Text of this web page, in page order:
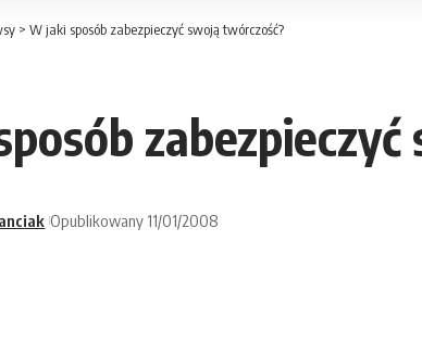
> W jaki sposób zabezpieczyć swoją twórczość?
Opublikowany 11/01/2008